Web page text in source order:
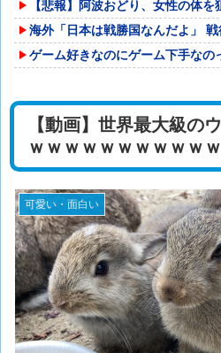
【悲報】阿波おどり、女性の体
海外「日本は戦勝国なんだよ」 戦
ゲーム好きなのにゲーム下手なの
【動画】世界最大級の
ｗｗｗｗｗｗｗｗｗｗｗ
可愛い・面白い